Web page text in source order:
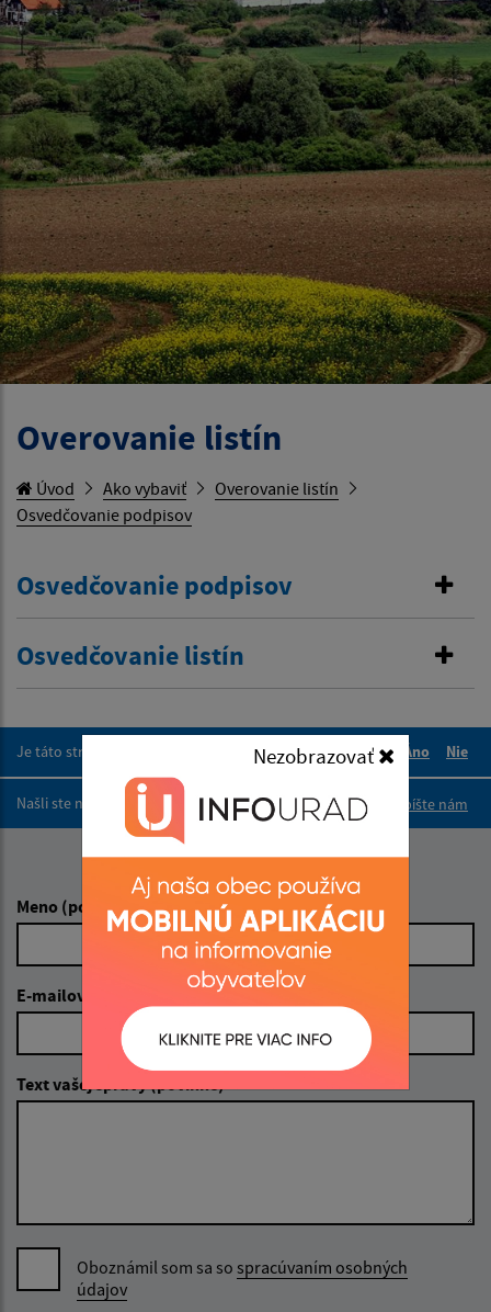
Nezobrazovať
Overovanie listín
Úvod Ako vybaviť
Overovanie listín
Osvedčovanie podpisov
Osvedčovanie podpisov
Osvedčovanie listín
Je táto stránka užitočná?
Áno
Nie
Našli ste na stránke chybu?
Napíšte nám
Napíšte nám:
Meno (povinné)
E-mailová adresa (povinné)
Text vašej správy (povinné)
Oboznámil som sa so spracúvaním osobných
údajov